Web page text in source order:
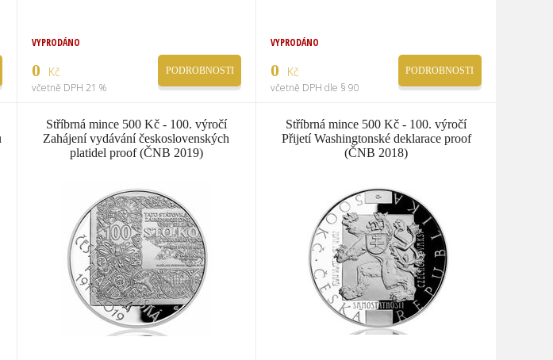
VYPRODÁNO
0 Kč
včetně DPH 21 %
PODROBNOSTI
VYPRODÁNO
0 Kč
včetně DPH dle § 90
PODROBNOSTI
Stříbrná mince 500 Kč - 100. výročí
Zahájení vydávání československých
platidel proof (ČNB 2019)
Stříbrná mince 500 Kč - 100. výročí
Přijetí Washingtonské deklarace proof
(ČNB 2018)